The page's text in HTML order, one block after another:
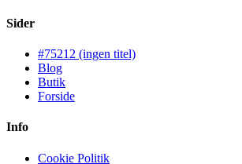
Sider
#75212 (ingen titel)
Blog
Butik
Forside
Info
Cookie Politik